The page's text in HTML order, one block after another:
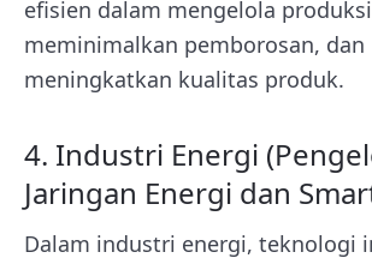
efisien dalam mengelola
meminimalkan pemborosan, dan
meningkatkan kualitas produk.
4. Industri Energi
Jaringan Energi dan
Dalam industri energi, teknologi